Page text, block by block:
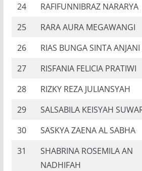
24 RAFIFUNNIBRAZ NARARYA
25
RARA AURA MEGAWANGI
26
RIAS BUNGA SINTA ANJANI
27
RISFANIA FELICIA PRATIWI
28
RIZKY REZA JULIANSYAH
29
SALSABILA KEISYAH
30
SASKYA ZAENA AL SABHA
31
SHABRINA ROSEMILA AN
NADHIFAH